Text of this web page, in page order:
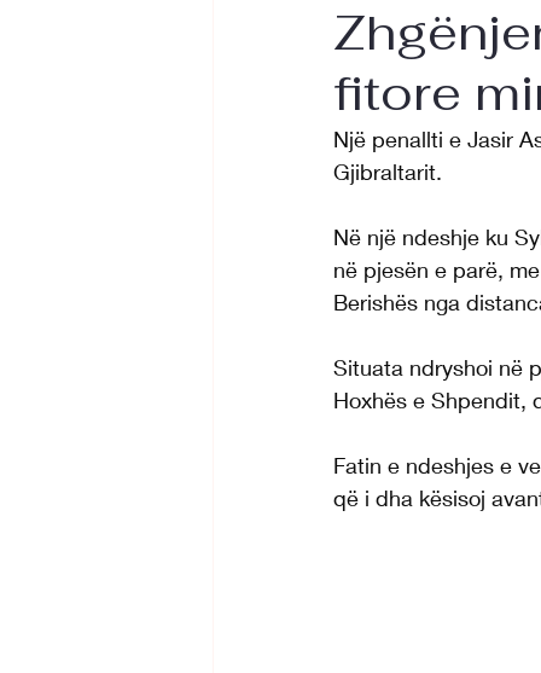
fitore
Një penallti e Jasir
Gjibraltarit.
Në një ndeshje ku
në pjesën e parë,
Berishës nga
Situata ndryshoi në
Hoxhës e Shpendit,
Fatin e ndeshjes e
që i dha kësisoj